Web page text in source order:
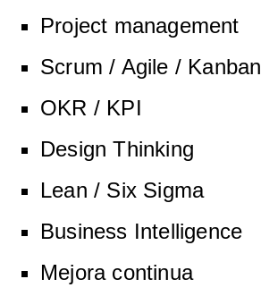
Project management
Scrum / Agile / Kanban
OKR / KPI
Design Thinking
Lean / Six Sigma
Business Intelligence
Mejora continua